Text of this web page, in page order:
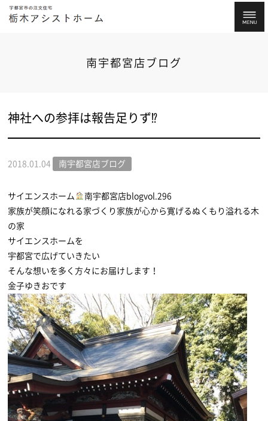
南宇都宮店ブログ
神社への参拝は報告足りず⁉
2018.01.04 南宇都宮店ブログ
サイエンスホーム
南宇都宮店blogvol.296
家族が笑顔になれる家づくり家族が心から寛げるぬくもり溢れる木
の家
サイエンスホームを
宇都宮で広げていきたい
そんな想いを多く方々にお届けします！
金子ゆきおです